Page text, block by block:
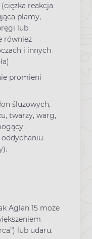
reakcja
plamy,
lub
również
i innych
promieni
śluzowych,
twarzy, warg,
Aglan 15 może
lub udaru.